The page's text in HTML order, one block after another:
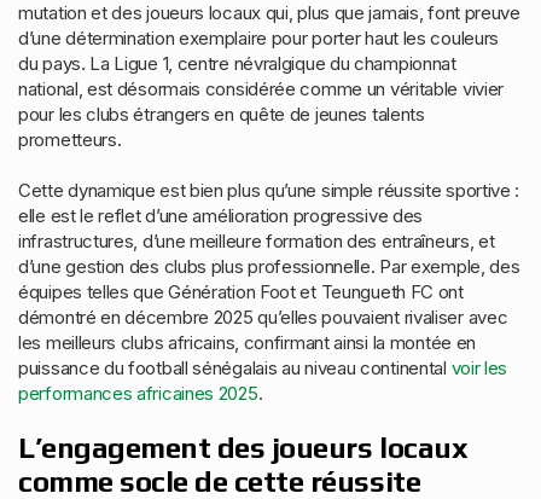
mutation et des joueurs locaux qui, plus que jamais, font preuve
d’une détermination exemplaire pour porter haut les couleurs
du pays. La Ligue 1, centre névralgique du championnat
national, est désormais considérée comme un véritable vivier
pour les clubs étrangers en quête de jeunes talents
prometteurs.
Cette dynamique est bien plus qu’une simple réussite sportive :
elle est le reflet d’une amélioration progressive des
infrastructures, d’une meilleure formation des entraîneurs, et
d’une gestion des clubs plus professionnelle. Par exemple, des
équipes telles que Génération Foot et Teungueth FC ont
démontré en décembre 2025 qu’elles pouvaient rivaliser avec
les meilleurs clubs africains, confirmant ainsi la montée en
puissance du football sénégalais au niveau continental voir les
performances africaines 2025.
L’engagement des joueurs locaux
comme socle de cette réussite